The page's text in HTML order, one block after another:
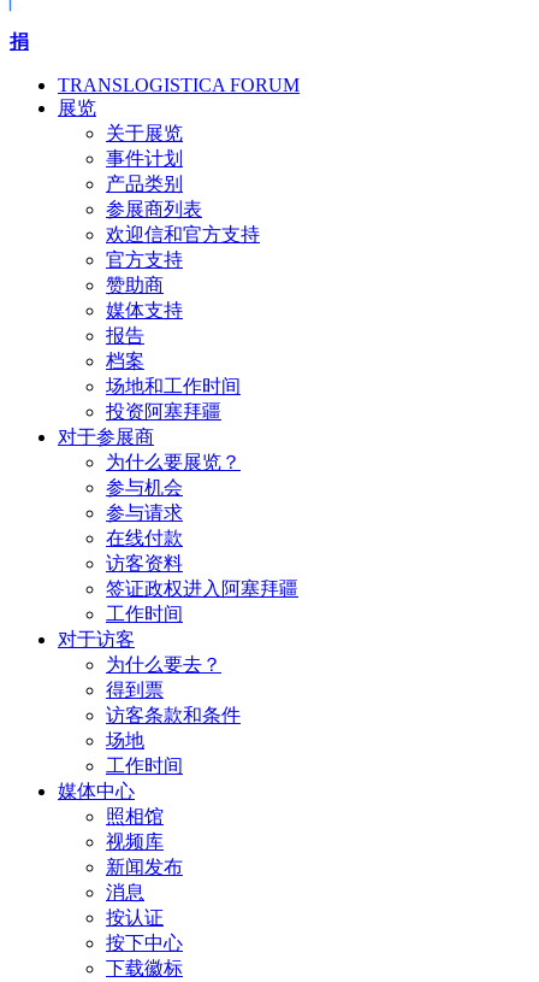
捐
TRANSLOGISTICA FORUM
展览
关于展览
事件计划
产品类别
参展商列表
欢迎信和官方支持
官方支持
赞助商
媒体支持
报告
档案
场地和工作时间
投资阿塞拜疆
对于参展商
为什么要展览？
参与机会
参与请求
在线付款
访客资料
签证政权进入阿塞拜疆
工作时间
对于访客
为什么要去？
得到票
访客条款和条件
场地
工作时间
媒体中心
照相馆
视频库
新闻发布
消息
按认证
按下中心
下载徽标